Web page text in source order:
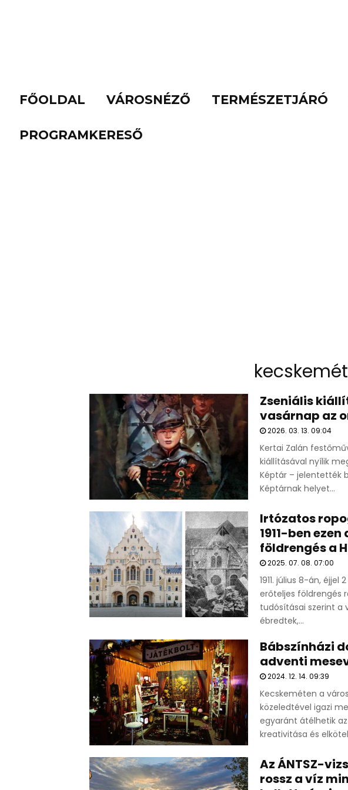
FŐOLDAL VÁROSNÉZŐ TERMÉSZETJÁRÓ
PROGRAMKERESŐ
kecskemét
Zseniális
vasárnap az
2026. 03. 13. 09:04
Kertai Zalán
kiállításával nyílik
Képtár – jelentették
Képtárnak helyet...
Irtózatos
1911-ben
földrengés a
2025. 07. 08. 07:00
1911. július 8-án,
erőteljes földrengés
tudósításai szerint a
ébredtek,...
Bábszínházi
adventi
2024. 12. 14. 09:39
Kecskeméten a
közeledtével igazi
egyaránt átélhetik
kreativitása és
Az ÁNTSZ-
rossz a víz